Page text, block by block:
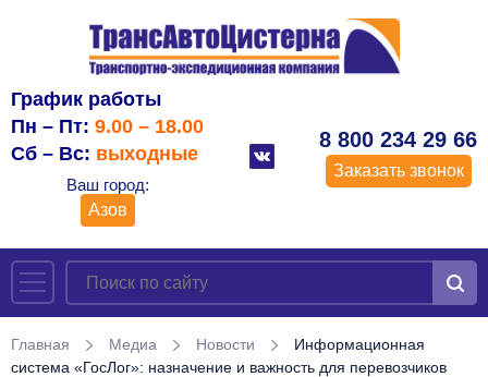
График работы
Пн – Пт: 9.00 – 18.00
Сб – Вс: выходные
Ваш город:
Азов
8 800 234 29 66
Заказать звонок
Главная Медиа Новости
Информационная
система «ГосЛог»: назначение и важность для перевозчиков